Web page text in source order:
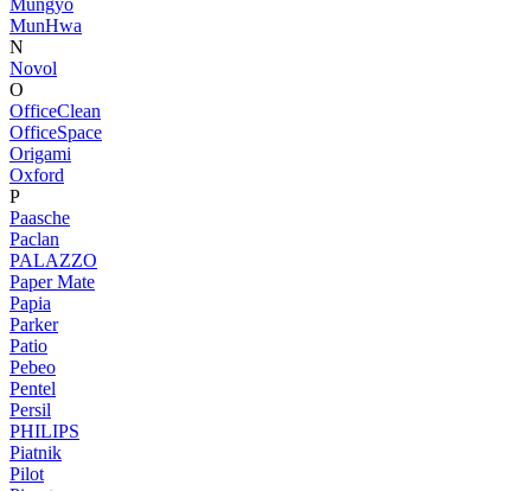
Mungyo
MunHwa
N
Novol
O
OfficeClean
OfficeSpace
Origami
Oxford
P
Paasche
Paclan
PALAZZO
Paper Mate
Papia
Parker
Patio
Pebeo
Pentel
Persil
PHILIPS
Piatnik
Pilot